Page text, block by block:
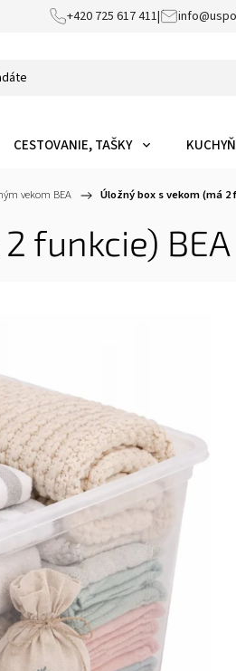
+420 725 617 411|
CESTOVANIE, TAŠKY
vekom BEA / Úložný box s vekom (má 2
funkcie)